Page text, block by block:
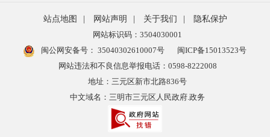
站点地图 网站声明 关于我们
隐私保护
网站标识码：3504030001
闽公网安备号： 35040302610007号
闽ICP备15013523号
网站违法和不良信息举报电话：0598-8222008
地址：三元区新市北路836号
中文域名：三明市三元区人民政府.政务